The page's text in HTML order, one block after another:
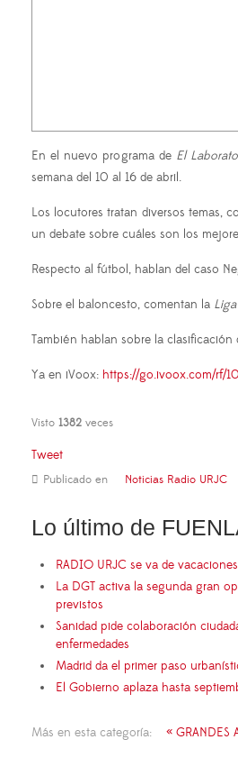
En el nuevo programa de El
semana del 10 al 16 de abril.
Los locutores tratan diversos temas,
un debate sobre cuáles son los
Respecto al fútbol, hablan del caso
Sobre el baloncesto, comentan la
También hablan sobre la clasificación
Ya en iVoox: https://go.ivoox.com/rf/
Visto 1382 veces
Tweet
Publicado en Noticias Radio URJC
Lo último de
RADIO URJC se va de
La DGT activa la segunda gran
previstos
Sanidad pide colaboración
enfermedades
Madrid da el primer paso
El Gobierno aplaza hasta
Más en esta categoría: « GRANDES